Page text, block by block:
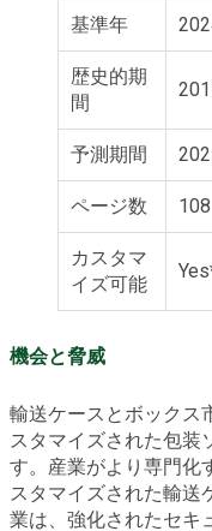
基準年
歴史的期
間
予測期間
ページ数 108
カスタマ
イズ可能
機会と脅威
輸送ケースとボックス
スタマイズされた包装
す。産業がより専門化
スタマイズされた輸送
業は、強化されたセキ